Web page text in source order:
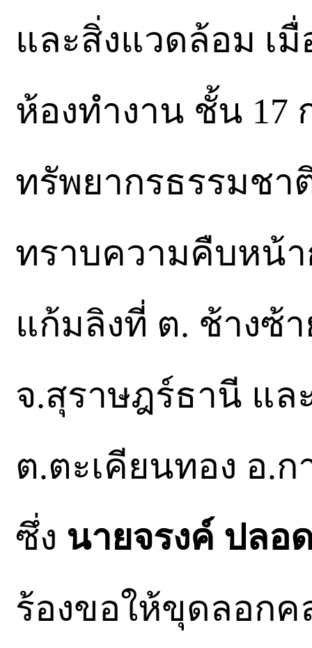
และสิ่งแวดล้อม เ
ห้องทำงาน ชั้น 17
ทรัพยากรธรรมชา
ทราบความคืบหน้
แก้มลิงที่ ต. ช้างซ้
จ.สุราษฎร์ธานี แ
ต.ตะเคียนทอง อ.
ซึ่ง นายจรงค์ ปลอ
ร้องขอให้ขุดลอก